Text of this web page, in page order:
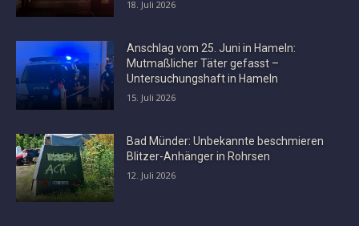
18. Juli 2026
Anschlag vom 25. Juni in Hameln:
Mutmaßlicher Täter gefasst –
Untersuchungshaft in Hameln
15. Juli 2026
Bad Münder: Unbekannte beschmieren
Blitzer-Anhänger in Rohrsen
12. Juli 2026